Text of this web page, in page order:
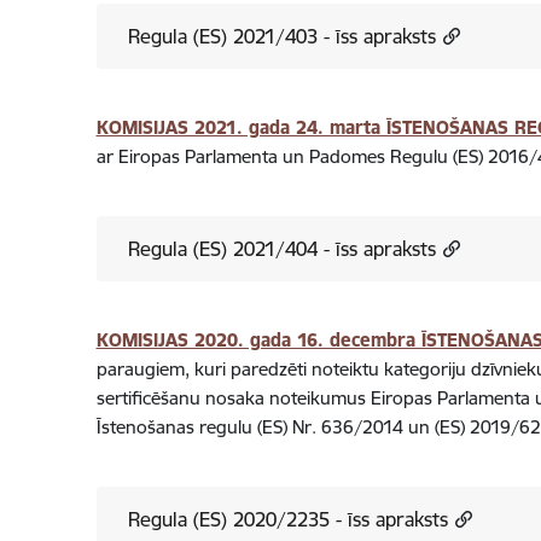
Regula (ES) 2021/403 - īss apraksts
KOMISIJAS 2021. gada 24. marta ĪSTENOŠANAS
ar Eiropas Parlamenta un Padomes Regulu (ES)
Regula (ES) 2021/404 - īss apraksts
KOMISIJAS 2020. gada 16. decembra
paraugiem, kuri paredzēti noteiktu kategoriju
sertificēšanu nosaka noteikumus Eiropas
Īstenošanas regulu (ES) Nr. 636/2014 un (ES)
Regula (ES) 2020/2235 - īss apraksts